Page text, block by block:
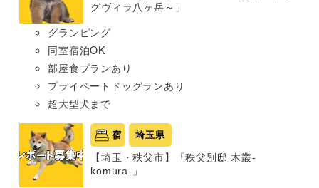
グヴィラ八ヶ岳～」
グランピング
同室宿泊OK
部屋食プランあり
プライベートドッグランあり
超大型犬まで
宿 埼玉県
【埼玉・秩父市】「秩父別邸 木叢-
komura-」